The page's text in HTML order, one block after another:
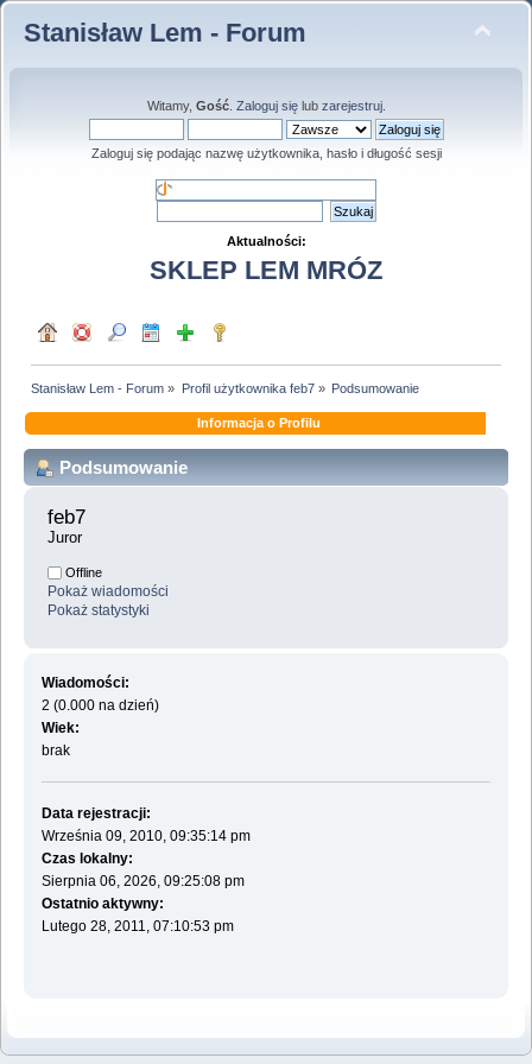
Stanisław Lem - Forum
Witamy, Gość. Zaloguj sięlub zarejestruj.
Zaloguj się podając nazwę użytkownika, hasło i długość sesji
Aktualności:
SKLEP LEM MRÓZ
Stanisław Lem - Forum » Profil użytkownika feb7» Podsumowanie
Informacja o Profilu
Podsumowanie
feb7
Juror
Offline
Pokaż wiadomości
Pokaż statystyki
Wiadomości:
2 (0.000 na dzień)
Wiek:
brak
Data rejestracji:
Września 09, 2010, 09:35:14 pm
Czas lokalny:
Sierpnia 06, 2026, 09:25:08 pm
Ostatnio aktywny:
Lutego 28, 2011, 07:10:53 pm